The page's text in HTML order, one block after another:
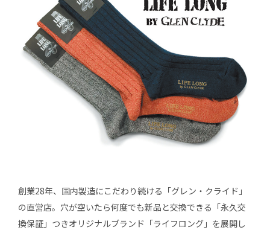
創業28年、国内製造にこだわり続ける「グレン・クライド」
の直営店。穴が空いたら何度でも新品と交換できる「永久交
換保証」つきオリジナルブランド「ライフロング」を展開し